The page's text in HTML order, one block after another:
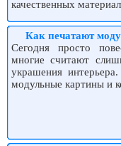
качественных
Как печатают
Сегодня просто
многие считают
украшения
модульные картины и